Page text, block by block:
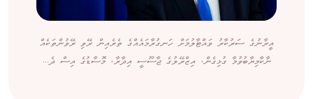
އީރާނުގެ ސަރުކާރު ވައްޓާލުމަށް ހަނގުރާމައެއްގެ ތެރެއިން ރޭވި ރޭވުންތަކެއް
ނާކާމިޔާބުވުމާ ގުޅިގެން، އިޒްރޭލުގެ ޖާސޫސީ އިދާރާ، މޮސާޑުގެ އިސް ދެ...